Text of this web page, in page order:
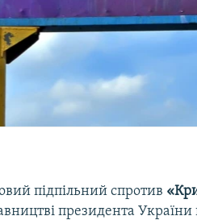
підпільний спротив
президента України